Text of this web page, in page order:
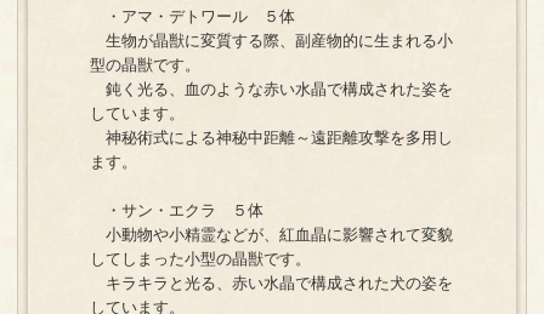
・アマ・デトワール ５体
生物が晶獣に変質する際、副産物的に生まれる小
型の晶獣です。
鈍く光る、血のような赤い水晶で構成された姿を
しています。
神秘術式による神秘中距離～遠距離攻撃を多用し
ます。
・サン・エクラ ５体
小動物や小精霊などが、紅血晶に影響されて変貌
してしまった小型の晶獣です。
キラキラと光る、赤い水晶で構成された犬の姿を
しています。